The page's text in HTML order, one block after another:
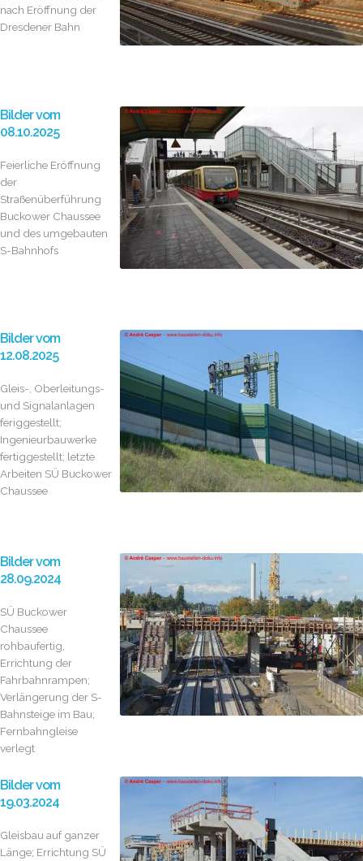
nach Eröffnung der
Dresdener Bahn
Bilder vom
08.10.2025
Feierliche Eröffnung
der
Straßenüberführung
Buckower Chaussee
und des umgebauten
S-Bahnhofs
Bilder vom
12.08.2025
Gleis-, Oberleitungs-
und Signalanlagen
feriggestellt;
Ingenieurbauwerke
fertiggestellt; letzte
Arbeiten SÜ Buckower
Chaussee
Bilder vom
28.09.2024
SÜ Buckower
Chaussee
rohbaufertig,
Errichtung der
Fahrbahnrampen;
Verlängerung der S-
Bahnsteige im Bau;
Fernbahngleise
verlegt
Bilder vom
19.03.2024
Gleisbau auf ganzer
Länge; Errichtung SÜ